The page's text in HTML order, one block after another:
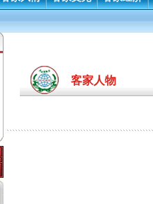
客家人物